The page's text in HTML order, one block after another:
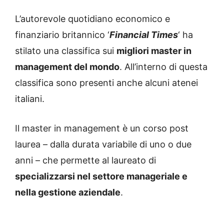
L’autorevole quotidiano economico e
finanziario britannico ‘Financial Times‘ ha
stilato una classifica sui migliori master in
management del mondo. All’interno di questa
classifica sono presenti anche alcuni atenei
italiani.
Il master in management è un corso post
laurea – dalla durata variabile di uno o due
anni – che permette al laureato di
specializzarsi nel settore manageriale e
nella gestione aziendale.